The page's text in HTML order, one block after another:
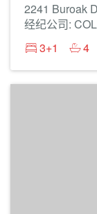
2241 Buroak
经纪公司:
3+1
4